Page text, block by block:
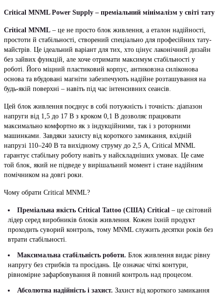
Critical MNML Power Supply – преміальний мінімалізм у світі тату
Critical MNML – це не просто блок живлення, а еталон надійності,
простоти й стабільності, створений спеціально для професійних тату-
майстрів. Це ідеальний варіант для тих, хто цінує лаконічний дизайн
без зайвих функцій, але хоче отримати максимум стабільності у
роботі. Його міцний пластиковий корпус, антиковзна силіконова
основа та вбудовані магніти забезпечують надійне розташування на
будь-якій поверхні – навіть під час інтенсивних сеансів.
Цей блок живлення поєднує в собі потужність і точність: діапазон
напруги від 1,5 до 17 В з кроком 0,1 В дозволяє працювати
максимально комфортно як з індукційними, так і з роторними
машинками. Завдяки захисту від короткого замикання, вхідній
напрузі 110–240 В та вихідному струму до 2,5 А, Critical MNML
гарантує стабільну роботу навіть у найскладніших умовах. Це саме
той блок, який не підведе у вирішальний момент і стане надійним
помічником на довгі роки.
Чому обрати Critical MNML?
Преміальна якість Critical Tattoo (США) Critical – це світовий
лідер серед виробників блоків живлення. Кожен їхній продукт
проходить суворий контроль, тому MNML служить десятки років без
втрати стабільності.
Максимальна стабільність роботи. Блок живлення видає рівну
напругу без стрибків та просідань. Це означає чіткі контури,
рівномірне зафарбовування й повний контроль над процесом.
Абсолютна надійність і захист. Захист від короткого замикання